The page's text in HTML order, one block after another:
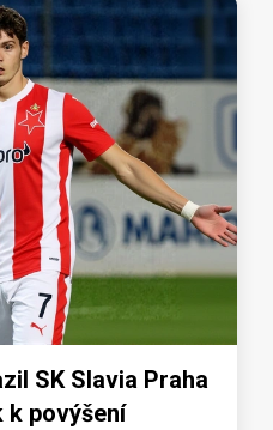
SK Slavia Praha
k povýšení